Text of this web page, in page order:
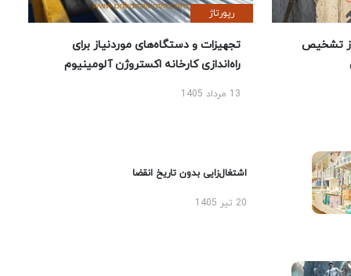
تشخیص
رپورتاژ
تجهیزات و دستگاه‌های موردنیاز برای
راه‌اندازی کارخانه اکستروژن آلومینیوم
13 مرداد 1405
اشتغال‌زایی بدون تاریخ انقضا
20 تیر 1405